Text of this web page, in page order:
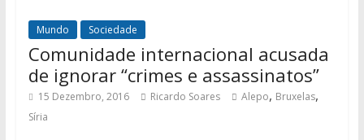
Mundo Sociedade
Comunidade internacional acusada
de ignorar “crimes e assassinatos”
15 Dezembro, 2016 Ricardo Soares Alepo, Bruxelas,
Síria